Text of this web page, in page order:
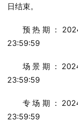
日结束。
预热期：
23:59:59
场景期：
23:59:59
专场期：
23:59:59